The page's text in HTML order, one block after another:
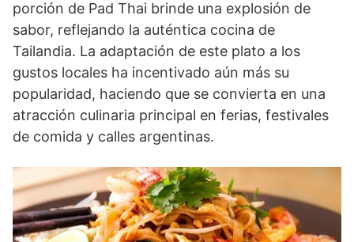
porción de Pad Thai brinde una explosión de
sabor, reflejando la auténtica cocina de
Tailandia. La adaptación de este plato a los
gustos locales ha incentivado aún más su
popularidad, haciendo que se convierta en una
atracción culinaria principal en ferias, festivales
de comida y calles argentinas.